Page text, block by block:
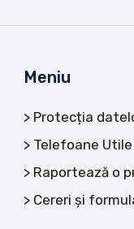
Meniu
Protecția
Telefoane Utile
Raportează o
Cereri și